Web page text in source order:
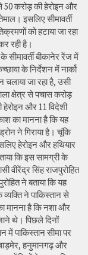
50 करोड़ की हेरोइन और
इसलिए सीमावर्ती
को हटाया जा रहा
रही है।
बीकानेर रेंज में
के निर्देशन में नार्को
जा रहा है, उसी
क्षेत्र से पचास करोड़
हेरोइन और 11 विदेशी
का मानना है कि यह
ने गिराया है। चूंकि
हेरोइन और हथियार
कि इस सामग्री के
वीरेंद्र सिंह राजपुरोहित
ने बताया कि यह
ने पाकिस्तान से
मानना है कि नशा और
थे। पिछले दिनों
में पाकिस्तान सीमा पर
हनुमानगढ़ और